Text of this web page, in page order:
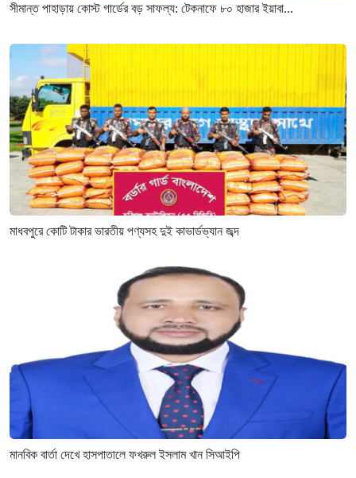
সীমান্ত পাহাড়ায় কোস্ট গার্ডের বড় সাফল্য: টেকনাফে ৮০ হাজার ইয়াবা...
মাধবপুরে কোটি টাকার ভারতীয় পণ্যসহ দুই কাভার্ডভ্যান জব্দ
মানবিক বার্তা দেখে হাসপাতালে ফখরুল ইসলাম খান সিআইপি